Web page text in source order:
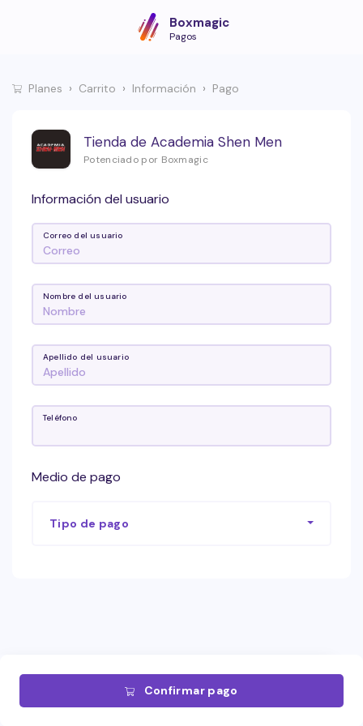
Boxmagic
Pagos
Planes Carrito Información Pago
Tienda de Academia Shen Men
Potenciado por Boxmagic
Información del usuario
Correo del usuario
Nombre del usuario
Apellido del usuario
Teléfono
Medio de pago
Tipo de pago
Confirmar pago